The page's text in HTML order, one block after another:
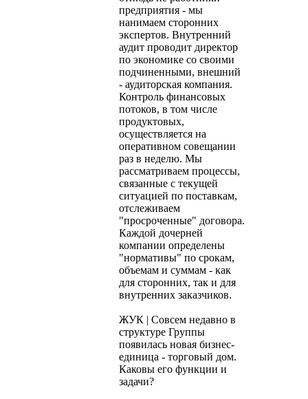
предприятия - мы
нанимаем сторонних
экспертов. Внутренний
аудит проводит директор
по экономике со своими
подчиненными, внешний
- аудиторская компания.
Контроль финансовых
потоков, в том числе
продуктовых,
осуществляется на
оперативном совещании
раз в неделю. Мы
рассматриваем процессы,
связанные с текущей
ситуацией по поставкам,
отслеживаем
"просроченные" договора.
Каждой дочерней
компании определены
"нормативы" по срокам,
объемам и суммам - как
для сторонних, так и для
внутренних заказчиков.
ЖУК | Совсем недавно в
структуре Группы
появилась новая бизнес-
единица - торговый дом.
Каковы его функции и
задачи?